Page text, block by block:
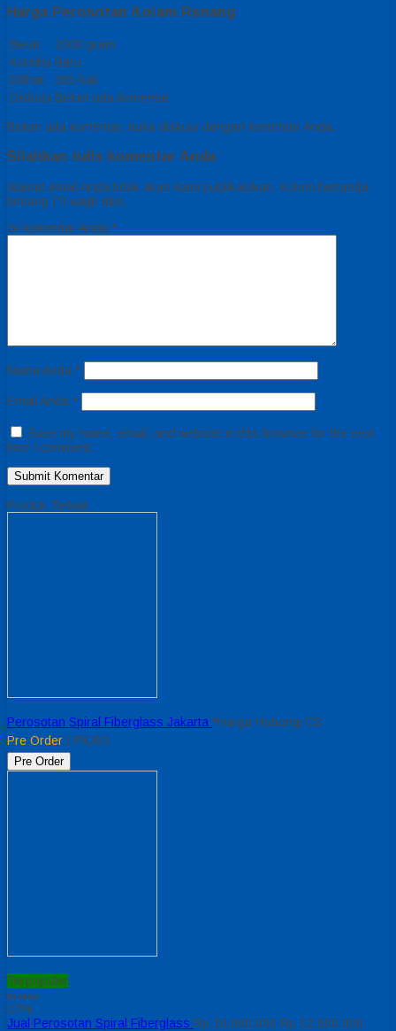
Harga Perosotan Kolam Renang
Berat
2000 gram
Kondisi Baru
Dilihat
365 kali
Diskusi Belum ada komentar
Belum ada komentar, buka diskusi dengan komentar Anda.
Silahkan tulis komentar Anda
Alamat email Anda tidak akan kami publikasikan. Kolom bertanda
bintang (*) wajib diisi.
Isi komentar Anda *
Nama Anda *
Email Anda *
Save my name, email, and website in this browser for the next
time I comment.
Produk Terkait
Perosotan Spiral Fiberglass Jakarta *Harga Hubungi CS
Pre Order / PSJ01
Pre Order
Terpopuler
Diskon
17%
Jual Perosotan Spiral Fiberglass Rp 10.000.000 Rp 12.000.000